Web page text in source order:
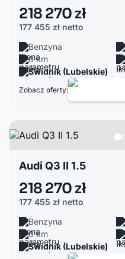
218 270 zł
177 455 zł netto
Benzyna
0 km
Świdnik (Lubelskie)
Zobacz oferty:
Audi Q3 II 1.5
218 270 zł
177 455 zł netto
Benzyna
0 km
Świdnik (Lubelskie)